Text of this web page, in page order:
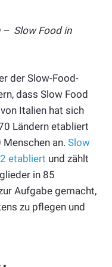
– Slow Food in
der Slow-Food-
dass Slow Food
Italien hat sich
Ländern etabliert
an. Slow
etabliert und zählt
in 85
Aufgabe gemacht,
zu pflegen und